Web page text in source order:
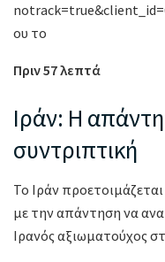
ου το
Πριν 57 λεπτά
Ιράν: Η
συντριπτική
Το Ιράν προετοιμάζεται
με την απάντηση να
Ιρανός αξιωματούχος